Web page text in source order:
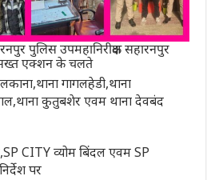
पुलिस उपमहानिरीक्षक सहारनपुर
सख्त एक्शन के चलते
गागलहेडी,थाना
कुतुबशेर एवम थाना देवबंद
CITY व्योम बिंदल एवम SP
पर